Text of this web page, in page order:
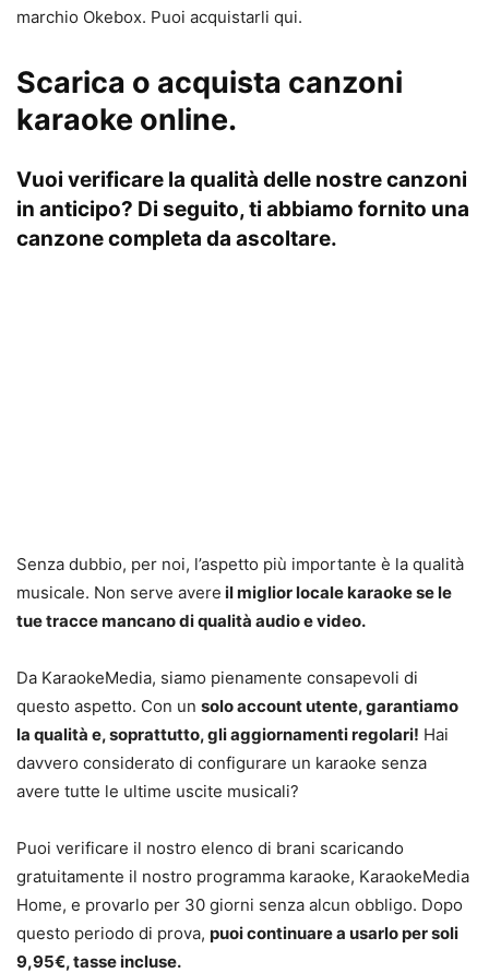
marchio Okebox. Puoi acquistarli qui.
Scarica o acquista canzoni
karaoke online.
Vuoi verificare la qualità delle nostre canzoni
in anticipo? Di seguito, ti abbiamo fornito una
canzone completa da ascoltare.
Senza dubbio, per noi, l’aspetto più importante è la qualità
musicale. Non serve avere il miglior locale karaoke se le
tue tracce mancano di qualità audio e video.
Da KaraokeMedia, siamo pienamente consapevoli di
questo aspetto. Con un solo account utente, garantiamo
la qualità e, soprattutto, gli aggiornamenti regolari! Hai
davvero considerato di configurare un karaoke senza
avere tutte le ultime uscite musicali?
Puoi verificare il nostro elenco di brani scaricando
gratuitamente il nostro programma karaoke, KaraokeMedia
Home, e provarlo per 30 giorni senza alcun obbligo. Dopo
questo periodo di prova, puoi continuare a usarlo per soli
9,95€, tasse incluse.